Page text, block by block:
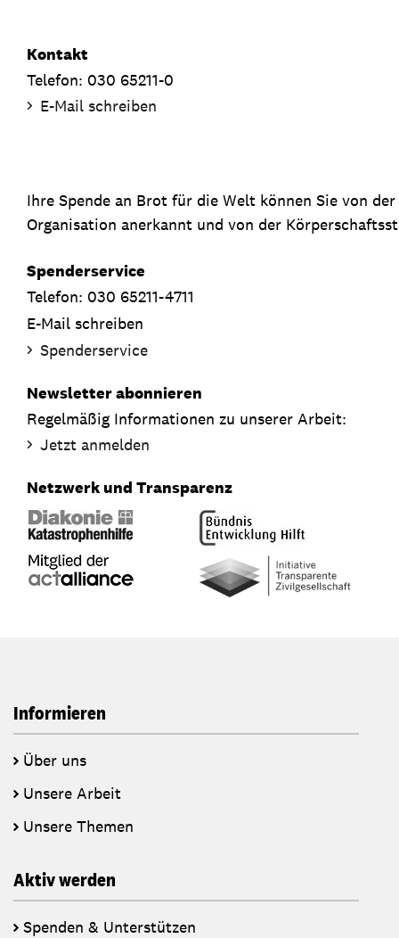
Kontakt
Telefon: 030 65211-0
E-Mail schreiben
Ihre Spende an Brot für die Welt können Sie von
Organisation anerkannt und von der
Spenderservice
Telefon: 030 65211-4711
E-Mail schreiben
Spenderservice
Newsletter abonnieren
Regelmäßig Informationen zu unserer Arbeit:
Jetzt anmelden
Netzwerk und Transparenz
Informieren
Über uns
Unsere Arbeit
Unsere Themen
Aktiv werden
Spenden & Unterstützen